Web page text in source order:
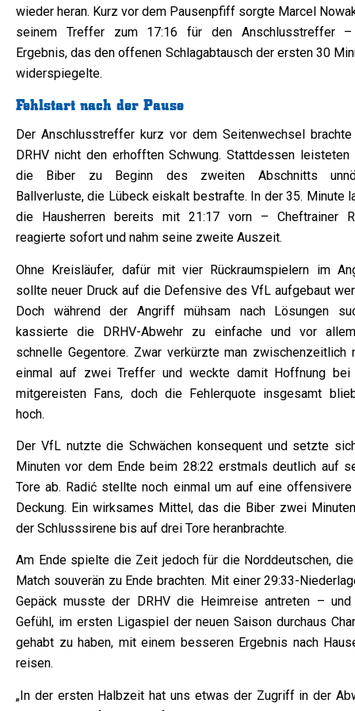
wieder heran. Kurz vor dem Pausenpfiff sorgte Marcel
seinem Treffer zum 17:16 für den Anschlusstreffer
Ergebnis, das den offenen Schlagabtausch der ersten 30
widerspiegelte.
Fehlstart nach der Pause
Der Anschlusstreffer kurz vor dem Seitenwechsel
DRHV nicht den erhofften Schwung. Stattdessen leisteten
die Biber zu Beginn des zweiten Abschnitts
Ballverluste, die Lübeck eiskalt bestrafte. In der 35. Minute
die Hausherren bereits mit 21:17 vorn – Cheftrainer
reagierte sofort und nahm seine zweite Auszeit.
Ohne Kreisläufer, dafür mit vier Rückraumspielern im
sollte neuer Druck auf die Defensive des VfL aufgebaut
Doch während der Angriff mühsam nach Lösungen
kassierte die DRHV-Abwehr zu einfache und vor
schnelle Gegentore. Zwar verkürzte man zwischenzeitlich
einmal auf zwei Treffer und weckte damit Hoffnung bei
mitgereisten Fans, doch die Fehlerquote insgesamt
hoch.
Der VfL nutzte die Schwächen konsequent und setzte
Minuten vor dem Ende beim 28:22 erstmals deutlich auf
Tore ab. Radić stellte noch einmal um auf eine offensivere
Deckung. Ein wirksames Mittel, das die Biber zwei
der Schlusssirene bis auf drei Tore heranbrachte.
Am Ende spielte die Zeit jedoch für die Norddeutschen,
Match souverän zu Ende brachten. Mit einer 29:33-
Gepäck musste der DRHV die Heimreise antreten –
Gefühl, im ersten Ligaspiel der neuen Saison durchaus
gehabt zu haben, mit einem besseren Ergebnis nach
reisen.
„In der ersten Halbzeit hat uns etwas der Zugriff in der